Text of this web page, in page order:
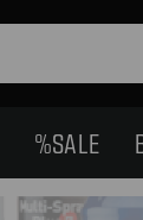
%SALE